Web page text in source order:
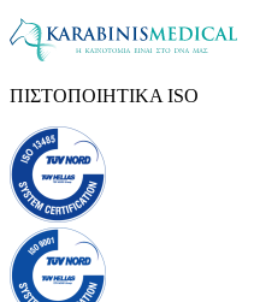
ΠΙΣΤΟΠΟΙΗΤΙΚΑ ISO